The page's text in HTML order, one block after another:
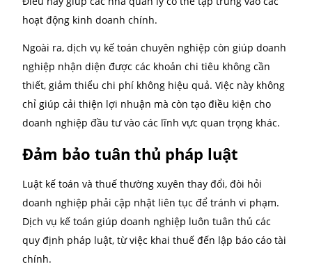
vượt trội khác. Dưới đây là các điểm nổi bật khi
nghiệp lựa chọn dịch vụ này:
Tối ưu hóa chi phí và nguồn lực
Một trong những lợi ích lớn nhất của dịch vụ kế
khả năng tối ưu hóa chi phí và nguồn lực cho doanh
nghiệp. Doanh nghiệp có thể tiết kiệm thời gian và
sức trong việc quản lý sổ sách và các báo cáo tài
Điều này giúp các nhà quản lý có thể tập trung vào
hoạt động kinh doanh chính.
Ngoài ra, dịch vụ kế toán chuyên nghiệp còn giúp
nghiệp nhận diện được các khoản chi tiêu không